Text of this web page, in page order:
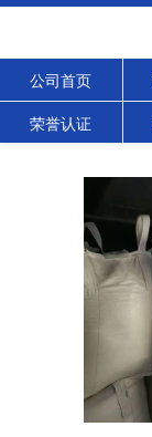
公司首页
荣誉认证